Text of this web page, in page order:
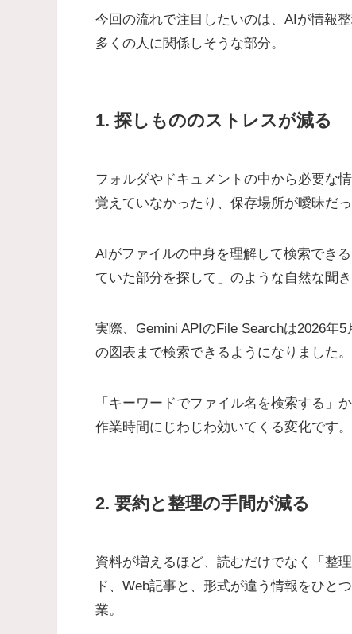
今回の流れで注目したいのは、AIが情報
多くの人に関係しそうな部分。
1. 探しもののストレスが減る
フォルダやドキュメントの中から必要な
覚えていなかったり、保存場所が曖昧だ
AIがファイルの中身を理解して検索でき
ていた部分を探して」のような自然な聞
実際、Gemini APIのFile Searchは2026年
の図表まで検索できるようになりました。
「キーワードでファイル名を検索する」
作業時間にじわじわ効いてくる変化です。
2. 要約と整理の手間が減る
資料が増えるほど、読むだけでなく「整
ド、Web記事と、形式が違う情報をひと
業。